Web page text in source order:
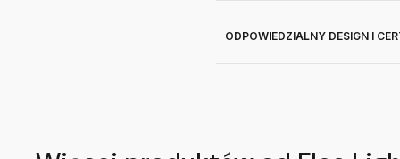
ODPOWIEDZIALNY DESIGN I